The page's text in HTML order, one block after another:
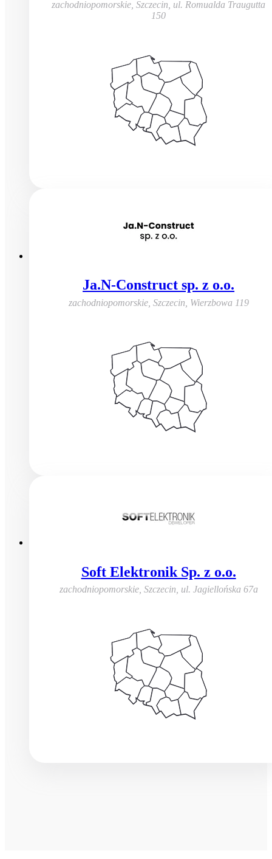
zachodniopomorskie, Szczecin ul. Romualda Traugutta
150
Ja.N-Construct sp. z o.o.
zachodniopomorskie, Szczecin Wierzbowa 119
Soft Elektronik Sp. z o.o.
zachodniopomorskie, Szczecin ul. Jagiellońska 67a